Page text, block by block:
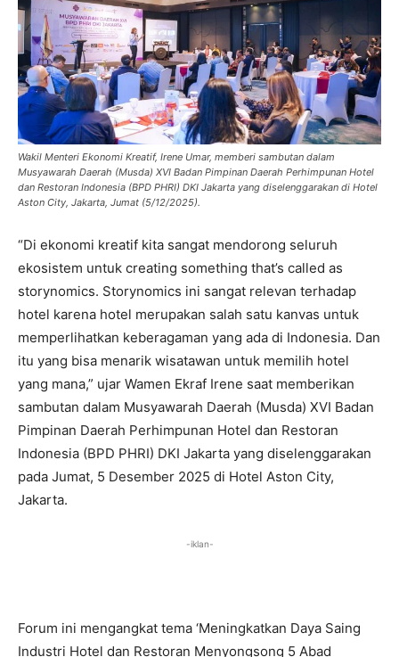
Wakil Menteri Ekonomi Kreatif, Irene Umar, memberi sambutan dalam
Musyawarah Daerah (Musda) XVI Badan Pimpinan Daerah Perhimpunan Hotel
dan Restoran Indonesia (BPD PHRI) DKI Jakarta yang diselenggarakan di Hotel
Aston City, Jakarta, Jumat (5/12/2025).
“Di ekonomi kreatif kita sangat mendorong seluruh
ekosistem untuk creating something that’s called as
storynomics. Storynomics ini sangat relevan terhadap
hotel karena hotel merupakan salah satu kanvas untuk
memperlihatkan keberagaman yang ada di Indonesia. Dan
itu yang bisa menarik wisatawan untuk memilih hotel
yang mana,” ujar Wamen Ekraf Irene saat memberikan
sambutan dalam Musyawarah Daerah (Musda) XVI Badan
Pimpinan Daerah Perhimpunan Hotel dan Restoran
Indonesia (BPD PHRI) DKI Jakarta yang diselenggarakan
pada Jumat, 5 Desember 2025 di Hotel Aston City,
Jakarta.
-iklan-
Forum ini mengangkat tema ‘Meningkatkan Daya Saing
Industri Hotel dan Restoran Menyongsong 5 Abad